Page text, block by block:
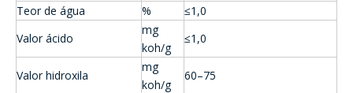
Teor de água
%
≤1,0
Valor ácido
mg
koh/g
≤1,0
Valor hidroxila
mg
koh/g
60–75